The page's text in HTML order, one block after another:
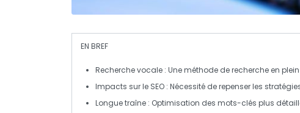
EN BREF
Recherche vocale : Une méthode de recherche en
Impacts sur le SEO : Nécessité de repenser les
Longue traîne : Optimisation des mots-clés plus